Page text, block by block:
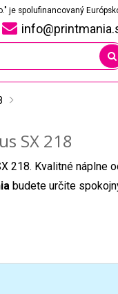
je spolufinancovaný
SX 218
218. Kvalitné náplne
budete určite